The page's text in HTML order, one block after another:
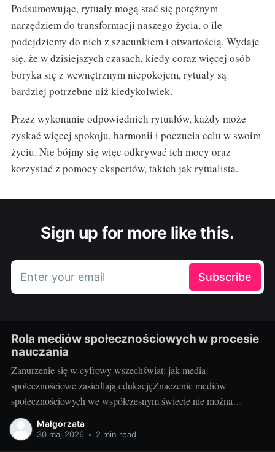
Podsumowując, rytuały mogą stać się potężnym
narzędziem do transformacji naszego życia, o ile
podejdziemy do nich z szacunkiem i otwartością. Wydaje
się, że w dzisiejszych czasach, kiedy coraz więcej osób
boryka się z wewnętrznym niepokojem, rytuały są
bardziej potrzebne niż kiedykolwiek.
Przez wykonanie odpowiednich rytuałów, każdy może
zyskać więcej spokoju, harmonii i poczucia celu w swoim
życiu. Nie bójmy się więc odkrywać ich mocy oraz
korzystać z pomocy ekspertów, takich jak rytualista.
Sign up for more like this.
Enter your email Subscribe
Rola mediów społecznościowych w procesie
nauczania
Zanurzenie się w cyfrowy wszechświat: jak media
społecznościowe zasiedlają edukacjęZnaczenie mediów
społecznościowych we współczesnym świecie nie można
przecenić. Facebook, Instagram, Twitter, YouTube, LinkedIn i
wiele innych platform stało się nieodłączną częścią codzienności
Małgorzata
30 maj 2026 • 2 min read